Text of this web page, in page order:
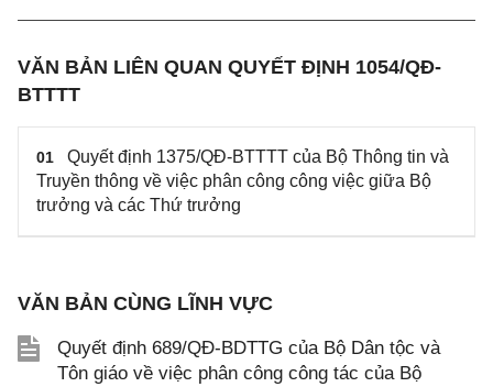
VĂN BẢN LIÊN QUAN QUYẾT ĐỊNH 1054/QĐ-
BTTTT
01
Quyết định 1375/QĐ-BTTTT của Bộ Thông tin và
Truyền thông về việc phân công công việc giữa Bộ
trưởng và các Thứ trưởng
VĂN BẢN CÙNG LĨNH VỰC
Quyết định 689/QĐ-BDTTG của Bộ Dân tộc và
Tôn giáo về việc phân công công tác của Bộ